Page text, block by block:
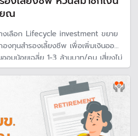
ยณ
งเลือก Lifecycle investment ขยาย
งทุนสำรองเลี้ยงชีพ เพื่อเพิ่มเงินออม
อมน้อยเฉลี่ย 1-3 ล้านบาท/คน เสี่ยงไม่
ะดับ 5-10 ล้านบาท